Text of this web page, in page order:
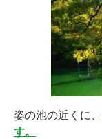
姿の池の近くに、
す。